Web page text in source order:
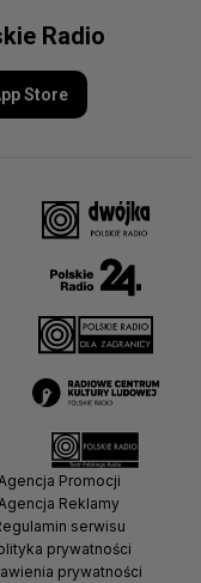
Radio
Store
Agencja Promocji
Agencja Reklamy
serwisu
prywatności
prywatności